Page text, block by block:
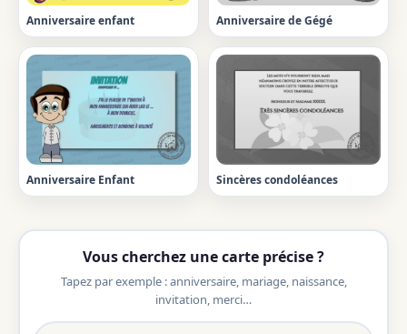
Anniversaire enfant Anniversaire de Gégé
Anniversaire Enfant Sincères condoléances
Vous cherchez une carte précise ?
Tapez par exemple : anniversaire, mariage, naissance,
invitation, merci…